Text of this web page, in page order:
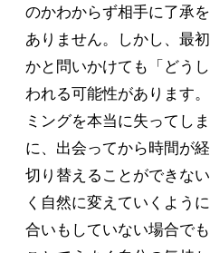
のかわからず相手に了承
ありません。しかし、最
かと問いかけても「どう
われる可能性があります
ミングを本当に失ってし
に、出会ってから時間が
切り替えることができな
く自然に変えていくよう
合いもしていない場合で